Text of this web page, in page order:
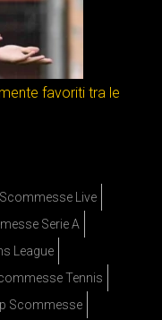
favoriti tra le
Scommesse Live
Serie A
League
Tennis
Scommesse